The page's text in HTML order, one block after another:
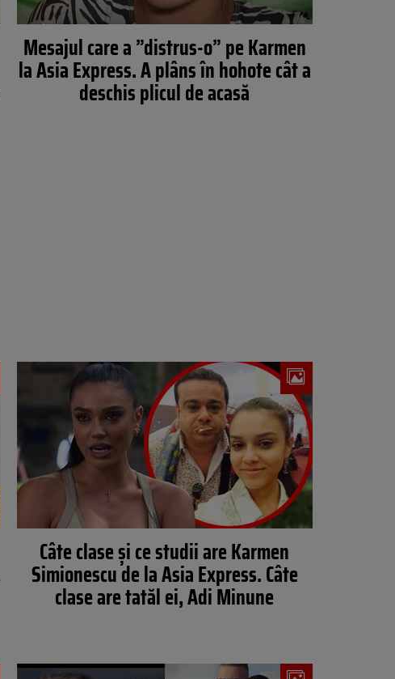
Mesajul care a ”distrus-o” pe Karmen
la Asia Express. A plâns în hohote cât a
deschis plicul de acasă
Câte clase și ce studii are Karmen
Simionescu de la Asia Express. Câte
clase are tatăl ei, Adi Minune